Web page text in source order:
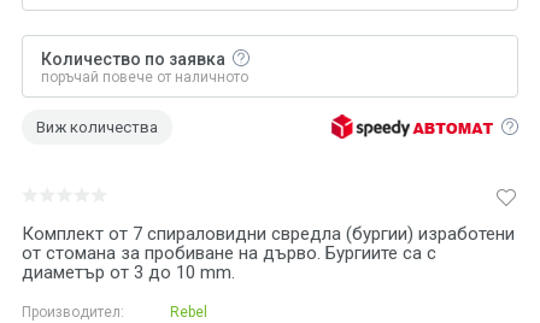
Комплект от 7 спираловидни свредла (бургии) изработени
от стомана за пробиване на дърво. Бургиите са с
диаметър от 3 до 10 mm.
Производител:
Rebel
Количество по заявка
поръчай повече от наличното
Виж количества